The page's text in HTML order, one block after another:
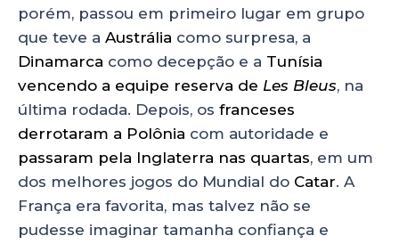
porém, passou em primeiro lugar em grupo
que teve a Austrália como surpresa, a
Dinamarca como decepção e a Tunísia
vencendo a equipe reserva de Les Bleus, na
última rodada. Depois, os franceses
derrotaram a Polônia com autoridade e
passaram pela Inglaterra nas quartas, em um
dos melhores jogos do Mundial do Catar. A
França era favorita, mas talvez não se
pudesse imaginar tamanha confiança e